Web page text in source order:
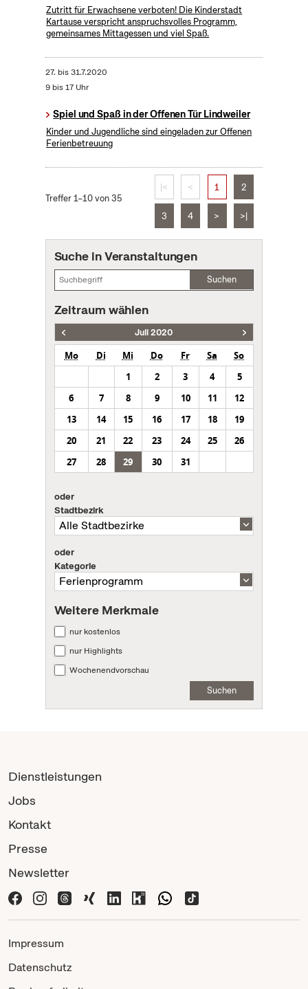
Zutritt für Erwachsene verboten! Die Kinderstadt
Kartause verspricht anspruchsvolles Programm,
gemeinsames Mittagessen und viel Spaß.
27. bis31.7.2020
9 bis 17 Uhr
Spiel und Spaß in der Offenen Tür Lindweiler
Kinder und Jugendliche sind eingeladen zur Offenen
Ferienbetreuung
Treffer 1–10 von 35
|< < 1 2
3 4 > >|
Suche in Veranstaltungen
Suchen
Zeitraum wählen
Juli 2020
Mo Di Mi Do Fr Sa
So
1
2 3 4
5
6
7 8 9 10 11
12
13
14 15 16 17 18
19
20
21 22 23 24 25
26
27
28 29 30 31
oder
Stadtbezirk
oder
Kategorie
Weitere Merkmale
nur kostenlos
nur Highlights
Wochenendvorschau
Suchen
Dienstleistungen
Jobs
Kontakt
Presse
Newsletter
Impressum
Datenschutz